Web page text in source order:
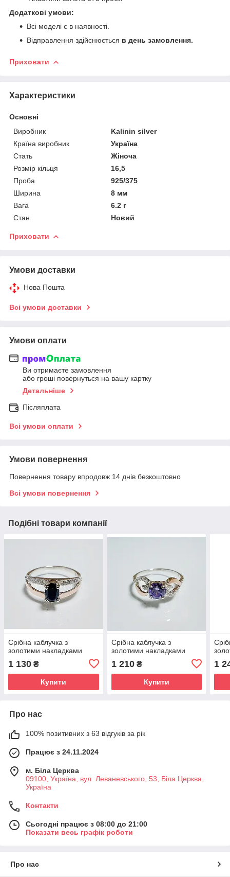
Додаткові умови:
Всі моделі є в наявності.
Відправлення здійснюється в день замовлення.
Приховати
Характеристики
Основні
Виробник
Kalinin silver
Країна виробник
Україна
Стать
Жіноча
Розмір кільця
16,5
Проба
925/375
Ширина
8 мм
Вага
6.2 г
Стан
Новий
Приховати
Умови доставки
Нова Пошта
Всі умови доставки
Умови оплати
Ви отримаєте замовлення
або гроші повернуться на вашу картку
Детальніше
Післяплата
Всі умови оплати
Умови повернення
Повернення товару впродовж 14 днів безкоштовно
Всі умови повернення
Подібні товари компанії
Срібна каблучка з
золотими накладками
1 130 ₴
Купити
Срібна каблучка з
золотими накладками
1 210₴
Купити
1
Про нас
100% позитивних з 63 відгуків за рік
Працює з 24.11.2024
м. Біла Церква
09100, Україна, вул. Леваневського, 53, Біла Церква,
Україна
Контакти
Сьогодні працює з 08:00 до 21:00
Показати весь графік роботи
Про нас